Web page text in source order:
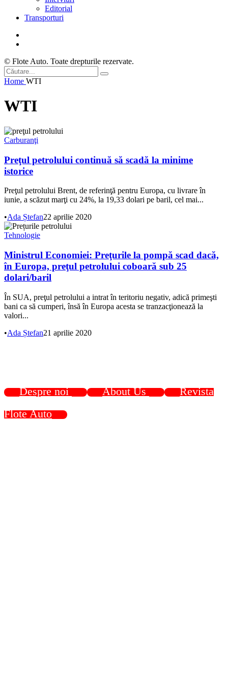
Editorial
Transporturi
© Flote Auto. Toate drepturile rezervate.
Home WTI
WTI
Carburanţi
Preţul petrolului continuă să scadă la minime
istorice
Preţul petrolului Brent, de referinţă pentru Europa, cu livrare în
iunie, a scăzut marţi cu 24%, la 19,33 dolari pe baril, cel mai...
•Ada Ștefan22 aprilie 2020
Tehnologie
Ministrul Economiei: Preţurile la pompă scad dacă,
în Europa, preţul petrolului coboară sub 25
dolari/baril
În SUA, preţul petrolului a intrat în teritoriu negativ, adică primeşti
bani ca să cumperi, însă în Europa acesta se tranzacţionează la
valori...
•Ada Ștefan21 aprilie 2020
Despre noi About Us
Revista
Flote Auto